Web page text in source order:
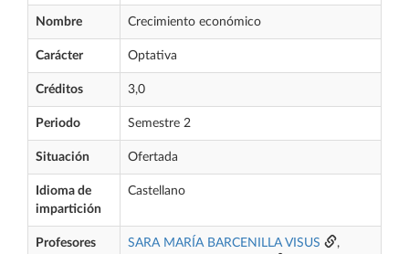
Nombre Crecimiento económico
Carácter Optativa
Créditos 3,0
Periodo Semestre 2
Situación Ofertada
Idioma de
impartición
Castellano
Profesores SARA MARÍA BARCENILLA VISUS
,